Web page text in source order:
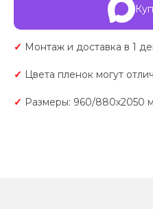
✓ Монтаж и доставка в 1
✓ Цвета пленок могут
✓ Размеры: 960/880х2050